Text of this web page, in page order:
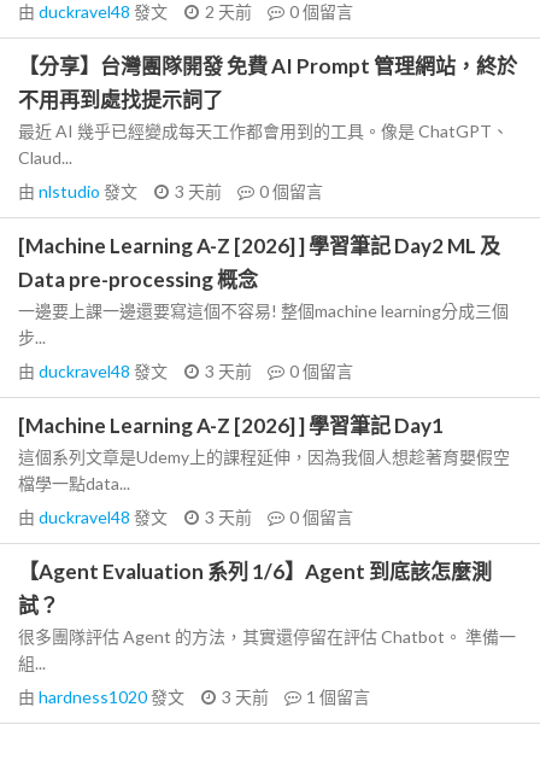
由 duckravel48 發文 2 天前 0個留言
【分享】台灣團隊開發 免費 AI Prompt 管理網站，終於
不用再到處找提示詞了
最近 AI 幾乎已經變成每天工作都會用到的工具。像是 ChatGPT、
Claud...
由 nlstudio 發文 3 天前 0個留言
[Machine Learning A-Z [2026] ] 學習筆記 Day2 ML 及
Data pre-processing 概念
一邊要上課一邊還要寫這個不容易! 整個machine learning分成三個
步...
由 duckravel48 發文 3 天前 0個留言
[Machine Learning A-Z [2026] ] 學習筆記 Day1
這個系列文章是Udemy上的課程延伸，因為我個人想趁著育嬰假空
檔學一點data...
由 duckravel48 發文 3 天前 0個留言
【Agent Evaluation 系列 1/6】Agent 到底該怎麼測
試？
很多團隊評估 Agent 的方法，其實還停留在評估 Chatbot。 準備一
組...
由 hardness1020發文 3 天前 1 個留言